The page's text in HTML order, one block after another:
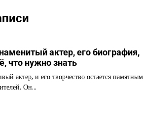
актер, его биография,
что нужно знать
актер, и его творчество остается памятным
Он…